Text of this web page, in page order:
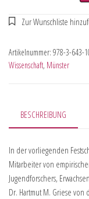
Artikelnummer: 978-3-643-
Wissenschaft, Münster
BESCHREIBUNG
In der vorliegenden
Mitarbeiter von
Jugendforschers,
Dr. Hartmut M. Griese